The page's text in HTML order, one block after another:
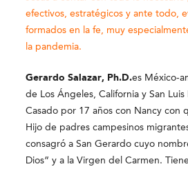
efectivos, estratégicos y ante todo,
formados en la fe, muy
la pandemia.
Gerardo Salazar, Ph.D.es México-
de Los Ángeles, California y San
Casado por 17 años con Nancy con
Hijo de padres campesinos
consagró a San Gerardo cuyo
Dios” y a la Virgen del Carmen.